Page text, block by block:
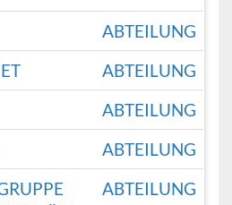
ABTEILUNG
ABTEILUNG
ABTEILUNG
ABTEILUNG
ABTEILUNG